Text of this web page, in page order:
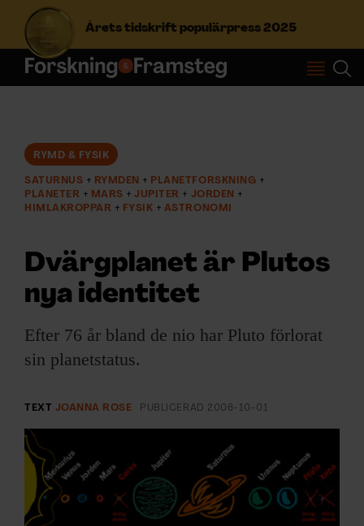
Årets tidskrift populärpress 2025
S
f
e
r
Logga in
NYHETSBREV
ÄMNEN
ARKIV & E-TIDNING
LYSSNA/PODD
EVENEMANG & RESOR
SHOP
RYMD & FYSIK
SATURNUS RYMDEN
PLANETFORSKNING
PLANETER
MARS JUPITER
JORDEN
HIMLAKROPPAR
FYSIK ASTRONOMI
Dvärgplanet är Plutos
nya identitet
Efter 76 år bland de nio har Pluto förlorat
sin planetstatus.
TEXT JOANNA ROSE PUBLICERAD 2006-10-01